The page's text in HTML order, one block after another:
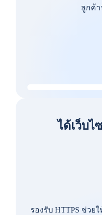
ลูกค้
ได้เว็บ
รองรับ HTTPS ช่ว